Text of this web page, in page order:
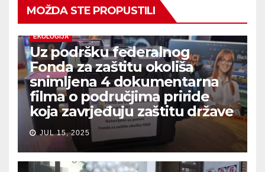
MOŽDA STE PROPUSTILI
EKOLOGIJA
Uz podršku federalnog
Fonda za zaštitu okoliša
snimljena 4 dokumentarna
filma o područjima priride
koja zavrjeđuju zaštitu države
JUL 15, 2025